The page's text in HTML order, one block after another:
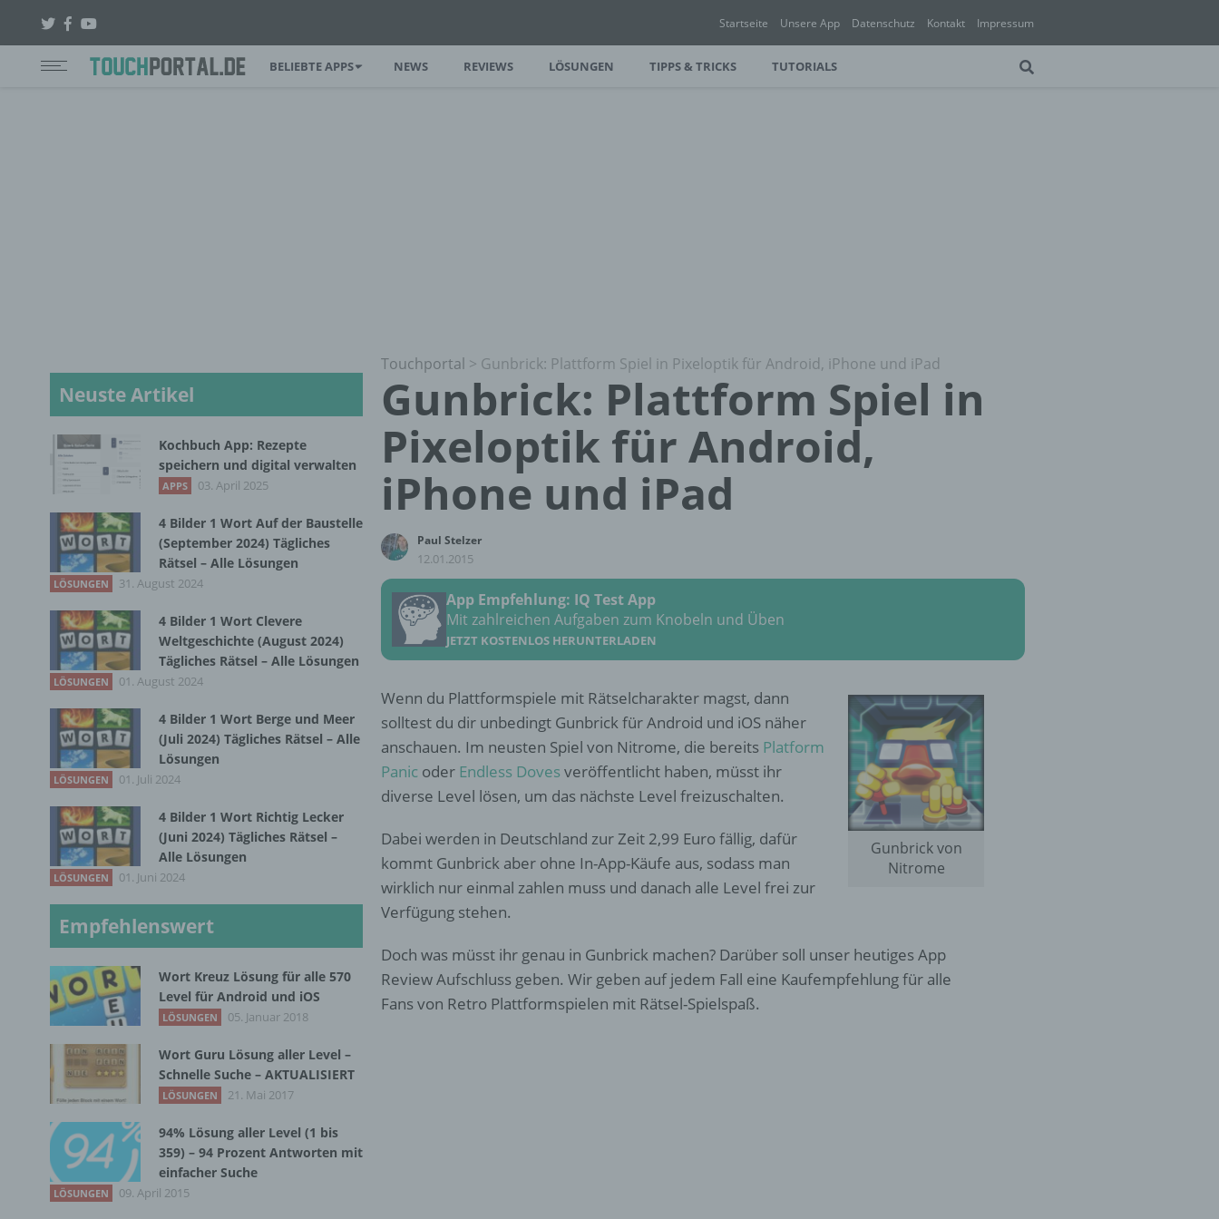
Startseite Unsere App Datenschutz Kontakt Impressum
BELIEBTE APPS NEWS REVIEWS LÖSUNGEN TIPPS & TRICKS TUTORIALS
Touchportal > Gunbrick: Plattform Spiel in Pixeloptik für Android, iPhone und iPad
Gunbrick: Plattform Spiel in
Pixeloptik für Android,
iPhone und iPad
Paul Stelzer
12.01.2015
App Empfehlung: IQ Test App
Mit zahlreichen Aufgaben zum Knobeln und Üben
JETZT KOSTENLOS HERUNTERLADEN
Gunbrick von
Nitrome
Wenn du Plattformspiele mit Rätselcharakter magst, dann
solltest du dir unbedingt Gunbrick für Android und iOS näher
anschauen. Im neusten Spiel von Nitrome, die bereits Platform
Panic oder Endless Doves veröffentlicht haben, müsst ihr
diverse Level lösen, um das nächste Level freizuschalten.
Dabei werden in Deutschland zur Zeit 2,99 Euro fällig, dafür
kommt Gunbrick aber ohne In-App-Käufe aus, sodass man
wirklich nur einmal zahlen muss und danach alle Level frei zur
Verfügung stehen.
Doch was müsst ihr genau in Gunbrick machen? Darüber soll unser heutiges App
Review Aufschluss geben. Wir geben auf jedem Fall eine Kaufempfehlung für alle
Fans von Retro Plattformspielen mit Rätsel-Spielspaß.
Neuste Artikel
Kochbuch App: Rezepte
speichern und digital verwalten
APPS 03. April 2025
4 Bilder 1 Wort Auf der Baustelle
(September 2024) Tägliches
Rätsel – Alle Lösungen
LÖSUNGEN 31. August 2024
4 Bilder 1 Wort Clevere
Weltgeschichte (August 2024)
Tägliches Rätsel – Alle Lösungen
LÖSUNGEN 01. August 2024
4 Bilder 1 Wort Berge und Meer
(Juli 2024) Tägliches Rätsel – Alle
Lösungen
LÖSUNGEN 01. Juli 2024
4 Bilder 1 Wort Richtig Lecker
(Juni 2024) Tägliches Rätsel –
Alle Lösungen
LÖSUNGEN 01. Juni 2024
Empfehlenswert
Wort Kreuz Lösung für alle 570
Level für Android und iOS
LÖSUNGEN 05. Januar 2018
Wort Guru Lösung aller Level –
Schnelle Suche – AKTUALISIERT
LÖSUNGEN 21. Mai 2017
94% Lösung aller Level (1 bis
359) – 94 Prozent Antworten mit
einfacher Suche
LÖSUNGEN 09. April 2015